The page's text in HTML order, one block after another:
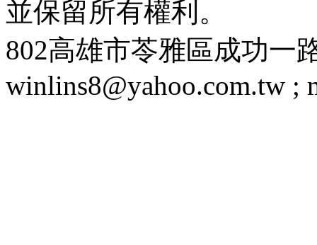
並保留所有權利。
802高雄市苓雅區成功一
winlins8@yahoo.com.tw ;